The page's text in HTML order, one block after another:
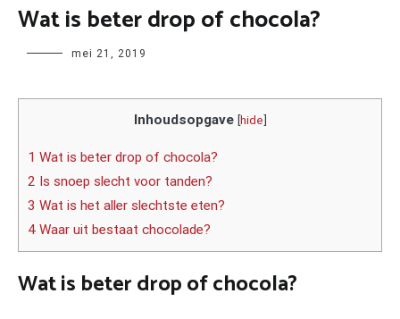
Wat is beter drop of chocola?
Author mei 21, 2019
Inhoudsopgave [hide]
1 Wat is beter drop of chocola?
2 Is snoep slecht voor tanden?
3 Wat is het aller slechtste eten?
4 Waar uit bestaat chocolade?
Wat is beter drop of chocola?